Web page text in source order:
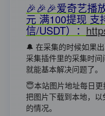
🎉🎉🎉爱奇艺播
元 满100提现 支
信/USDT）：
🔔 在采集的时候如果
采集插件里的采集时间
就能基本解决问题了。
😇本站图片地址每日
把图片下载到本地，
的情况。